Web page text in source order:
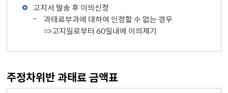
고지서 발송 후 이의신청
과태료부과에 대하여 인정할 수 없는 경우
=>고지일로부터 60일내에 이의제기
주정차위반 과태료 금액표